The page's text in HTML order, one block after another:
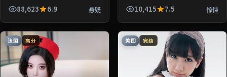
由杜琪峰执导，张译、许光汉、
88,623 6.9 悬疑 10,415 7.5 惊悚
法国 高分 美国 完结